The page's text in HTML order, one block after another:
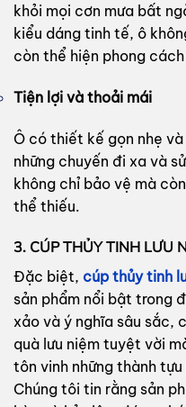
khỏi mọi cơn mưa bất
kiểu dáng tinh tế, ô
còn thể hiện phong
Tiện lợi và thoải mái
Ô có thiết kế gọn nhẹ
những chuyến đi xa và
không chỉ bảo vệ mà
thể thiếu.
3. CÚP THỦY TINH LƯU
Đặc biệt, cúp thủy tinh
sản phẩm nổi bật trong
xảo và ý nghĩa sâu sắc,
quà lưu niệm tuyệt vời
tôn vinh những thành
Chúng tôi tin rằng sản